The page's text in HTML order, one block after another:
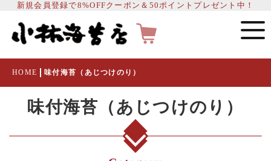
新規会員登録で8%OFFクーポン＆50ポイントプレゼント中！
HOME 味付海苔（あじつけのり）
味付海苔（あじつけのり）